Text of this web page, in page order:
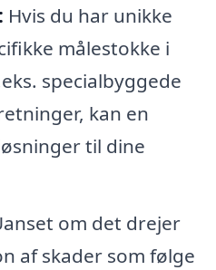
Hvis du har unikke
målestokke i
specialbyggede
kan en
til dine
om det drejer
af skader som følge